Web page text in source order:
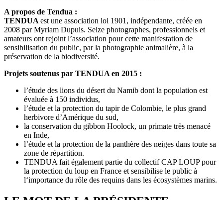
A propos de Tendua :
TENDUA est une association loi 1901, indépendante, créée en
2008 par Myriam Dupuis. Seize photographes, professionnels et
amateurs ont rejoint l’association pour cette manifestation de
sensibilisation du public, par la photographie animalière, à la
préservation de la biodiversité.
Projets soutenus par TENDUA en 2015 :
l’étude des lions du désert du Namib dont la population est
évaluée à 150 individus,
l’étude et la protection du tapir de Colombie, le plus grand
herbivore d’Amérique du sud,
la conservation du gibbon Hoolock, un primate très menacé
en Inde,
l’étude et la protection de la panthère des neiges dans toute sa
zone de répartition.
TENDUA fait également partie du collectif CAP LOUP pour
la protection du loup en France et sensibilise le public à
l‘importance du rôle des requins dans les écosystèmes marins.